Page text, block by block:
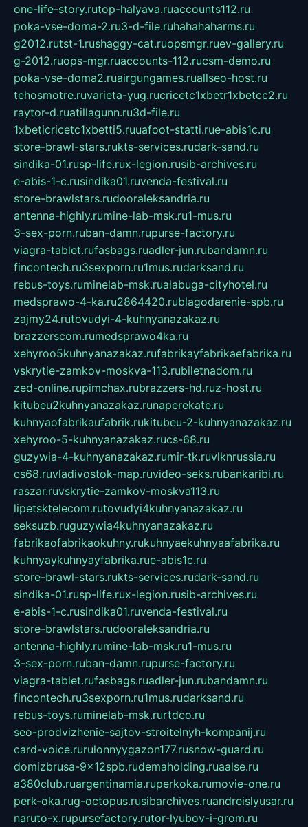
one-life-story.rutop-halyava.ruaccounts112.ru
poka-vse-doma-2.ru3-d-file.ruhahahaharms.ru
g2012.rutst-1.rushaggy-cat.ruopsmgr.ruev-gallery.ru
g-2012.ruops-mgr.ruaccounts-112.rucsm-demo.ru
poka-vse-doma2.ruairgungames.ruallseo-host.ru
tehosmotre.ruvarieta-yug.rucricetc1xbetr1xbetcc2.ru
raytor-d.ruatillagunn.ru3d-file.ru
1xbeticricetc1xbetti5.ruuafoot-statti.rue-abis1c.ru
store-brawl-stars.rukts-services.rudark-sand.ru
sindika-01.rusp-life.rux-legion.rusib-archives.ru
e-abis-1-c.rusindika01.ruvenda-festival.ru
store-brawlstars.rudooraleksandria.ru
antenna-highly.rumine-lab-msk.ru1-mus.ru
3-sex-porn.ruban-damn.rupurse-factory.ru
viagra-tablet.rufasbags.ruadler-jun.rubandamn.ru
fincontech.ru3sexporn.ru1mus.rudarksand.ru
rebus-toys.ruminelab-msk.rualabuga-cityhotel.ru
medsprawo-4-ka.ru2864420.rublagodarenie-spb.ru
zajmy24.rutovudyi-4-kuhnyanazakaz.ru
brazzerscom.rumedsprawo4ka.ru
xehyroo5kuhnyanazakaz.rufabrikayfabrikaefabrika.ru
vskrytie-zamkov-moskva-113.rubiletnadom.ru
zed-online.rupimchax.rubrazzers-hd.ruz-host.ru
kitubeu2kuhnyanazakaz.runaperekate.ru
kuhnyaofabrikaufabrik.rukitubeu-2-kuhnyanazakaz.ru
xehyroo-5-kuhnyanazakaz.rucs-68.ru
guzywia-4-kuhnyanazakaz.rumir-tk.ruvlknrussia.ru
cs68.ruvladivostok-map.ruvideo-seks.rubankaribi.ru
raszar.ruvskrytie-zamkov-moskva113.ru
lipetsktelecom.rutovudyi4kuhnyanazakaz.ru
seksuzb.ruguzywia4kuhnyanazakaz.ru
fabrikaofabrikaokuhny.rukuhnyaekuhnyaafabrika.ru
kuhnyaykuhnyayfabrika.rue-abis1c.ru
store-brawl-stars.rukts-services.rudark-sand.ru
sindika-01.rusp-life.rux-legion.rusib-archives.ru
e-abis-1-c.rusindika01.ruvenda-festival.ru
store-brawlstars.rudooraleksandria.ru
antenna-highly.rumine-lab-msk.ru1-mus.ru
3-sex-porn.ruban-damn.rupurse-factory.ru
viagra-tablet.rufasbags.ruadler-jun.rubandamn.ru
fincontech.ru3sexporn.ru1mus.rudarksand.ru
rebus-toys.ruminelab-msk.rurtdco.ru
seo-prodvizhenie-sajtov-stroitelnyh-kompanij.ru
card-voice.rurulonnyygazon177.rusnow-guard.ru
domizbrusa-9x12spb.rudemaholding.ruaalse.ru
a380club.ruargentinamia.ruperkoka.rumovie-one.ru
perk-oka.rug-octopus.rusibarchives.ruandreislyusar.ru
naruto-x.rupursefactory.rutor-lyubov-i-grom.ru